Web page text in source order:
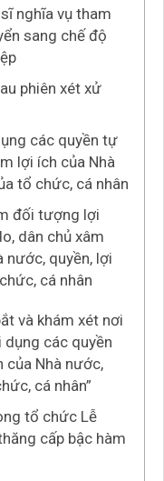
nghĩa vụ tham
sang chế độ
phiên xét xử
các quyền tự
lợi ích của Nhà
tổ chức, cá nhân
đối tượng lợi
dân chủ xâm
nước, quyền, lợi
cá nhân
và khám xét nơi
các quyền
của Nhà nước,
cá nhân”
tổ chức Lễ
cấp bậc hàm